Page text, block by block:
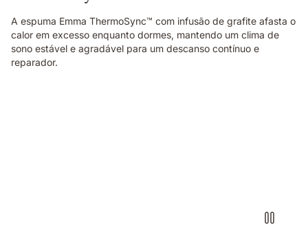
A espuma Emma ThermoSync™ com infusão de grafite afasta o
calor em excesso enquanto dormes, mantendo um clima de
sono estável e agradável para um descanso contínuo e
reparador.